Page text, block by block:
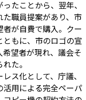
たことから、翌年、
職員提案があり、市
が自費で購入。クー
もに、市のロゴの宣
望者が現れ、議会そ
た。
ス化として、庁議、
用による完全ペーパ